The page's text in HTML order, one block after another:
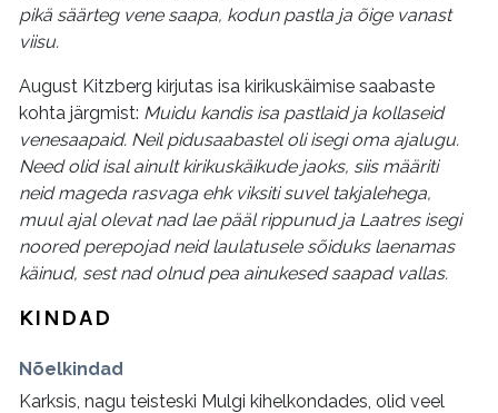
pikä säärteg vene saapa, kodun pastla ja õige vanast
viisu.
August Kitzberg kirjutas isa kirikuskäimise saabaste
kohta järgmist: Muidu kandis isa pastlaid ja kollaseid
venesaapaid. Neil pidusaabastel oli isegi oma ajalugu.
Need olid isal ainult kirikuskäikude jaoks, siis määriti
neid mageda rasvaga ehk viksiti suvel takjalehega,
muul ajal olevat nad lae pääl rippunud ja Laatres isegi
noored perepojad neid laulatusele sõiduks laenamas
käinud, sest nad olnud pea ainukesed saapad vallas.
KINDAD
Nõelkindad
Karksis, nagu teisteski Mulgi kihelkondades, olid veel